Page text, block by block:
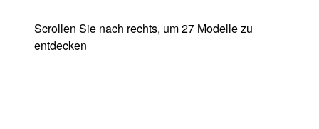
Scrollen Sie nach rechts, um 27 Modelle zu
entdecken